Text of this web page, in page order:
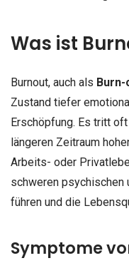
Was ist
Burnout, auch als
Zustand tiefer
Erschöpfung. Es tritt
längeren Zeitraum
Arbeits- oder
schweren psychischen
führen und die
Symptome